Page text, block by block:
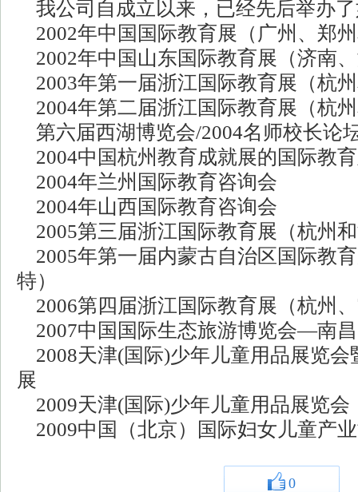
我公司自成立以来，已经先后举办
2002年中国国际教育展（广州、郑
2002年中国山东国际教育展（济南
2003年第一届浙江国际教育展（杭
2004年第二届浙江国际教育展（杭
第六届西湖博览会/2004名师校长论
2004中国杭州教育成就展的国际教
2004年兰州国际教育咨询会
2004年山西国际教育咨询会
2005第三届浙江国际教育展（杭州
2005年第一届内蒙古自治区国际教
特）
2006第四届浙江国际教育展（杭州
2007中国国际生态旅游博览会—南昌
2008天津(国际)少年儿童用品展览会
展
2009天津(国际)少年儿童用品展览会
2009中国（北京）国际妇女儿童产
0